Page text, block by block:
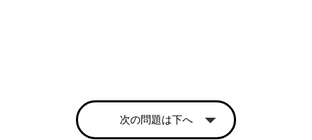
次の問題は下へ